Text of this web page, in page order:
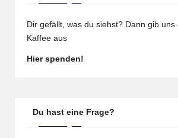
Dir gefällt, was du siehst? Dann gib uns
Kaffee aus
Hier spenden!
Du hast eine Frage?